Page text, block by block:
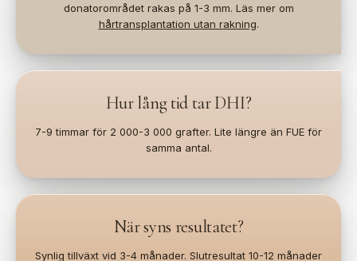
donatorområdet rakas på 1-3 mm. Läs mer om
hårtransplantation utan rakning.
Hur lång tid tar DHI?
7-9 timmar för 2 000-3 000 grafter. Lite längre än FUE för
samma antal.
När syns resultatet?
Synlig tillväxt vid 3-4 månader. Slutresultat 10-12 månader